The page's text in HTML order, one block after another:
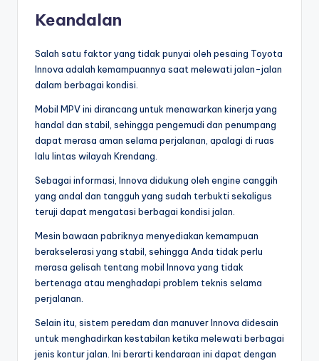
Keandalan
Salah satu faktor yang tidak punyai oleh pesaing Toyota
Innova adalah kemampuannya saat melewati jalan-jalan
dalam berbagai kondisi.
Mobil MPV ini dirancang untuk menawarkan kinerja yang
handal dan stabil, sehingga pengemudi dan penumpang
dapat merasa aman selama perjalanan, apalagi di ruas
lalu lintas wilayah Krendang.
Sebagai informasi, Innova didukung oleh engine canggih
yang andal dan tangguh yang sudah terbukti sekaligus
teruji dapat mengatasi berbagai kondisi jalan.
Mesin bawaan pabriknya menyediakan kemampuan
berakselerasi yang stabil, sehingga Anda tidak perlu
merasa gelisah tentang mobil Innova yang tidak
bertenaga atau menghadapi problem teknis selama
perjalanan.
Selain itu, sistem peredam dan manuver Innova didesain
untuk menghadirkan kestabilan ketika melewati berbagai
jenis kontur jalan. Ini berarti kendaraan ini dapat dengan